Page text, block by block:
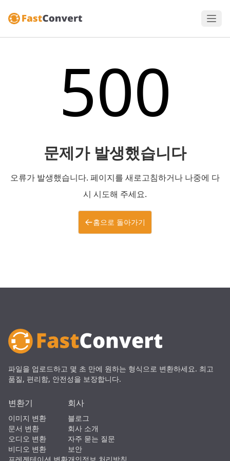
500
문제가 발생했습니다
오류가 발생했습니다. 페이지를 새로고침하거나 나중에 다
시 시도해 주세요.
홈으로 돌아가기
파일을 업로드하고 몇 초 만에 원하는 형식으로 변환하세요. 최고
품질, 편리함, 안전성을 보장합니다.
변환기
이미지 변환
문서 변환
오디오 변환
비디오 변환
회사
블로그
회사 소개
자주 묻는 질문
보안